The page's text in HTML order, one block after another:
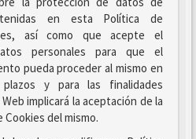
en esta Política de
así como que acepte el
personales para que el
pueda proceder al mismo en
y para las finalidades
implicará la aceptación de la
Cookies del mismo.